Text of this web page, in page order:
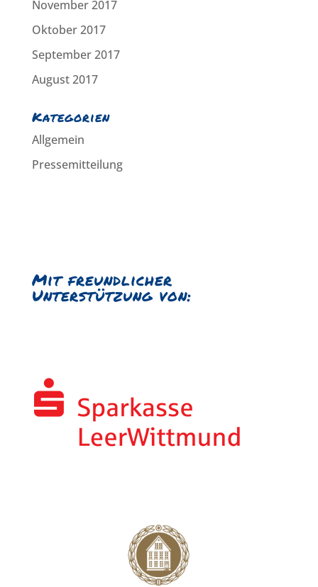
November 2017
Oktober 2017
September 2017
August 2017
Kategorien
Allgemein
Pressemitteilung
Mit freundlicher
Unterstützung von: